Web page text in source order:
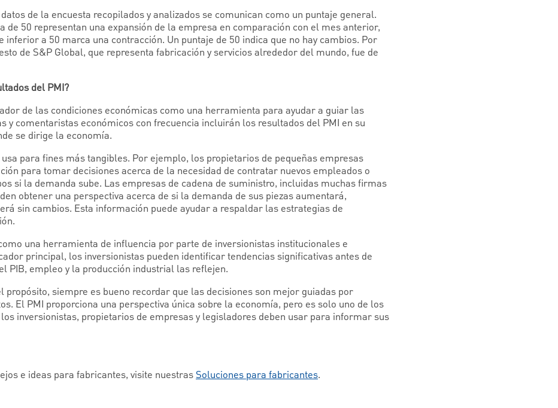
de la encuesta recopilados y analizados se comunican como un puntaje general.
de 50 representan una expansión de la empresa en comparación con el mes anterior,
inferior a 50 marca una contracción. Un puntaje de 50 indica que no hay cambios. Por
de S&P Global, que representa fabricación y servicios alrededor del mundo, fue de
del PMI?
de las condiciones económicas como una herramienta para ayudar a guiar las
y comentaristas económicos con frecuencia incluirán los resultados del PMI en su
se dirige la economía.
para fines más tangibles. Por ejemplo, los propietarios de pequeñas empresas
para tomar decisiones acerca de la necesidad de contratar nuevos empleados o
si la demanda sube. Las empresas de cadena de suministro, incluidas muchas firmas
obtener una perspectiva acerca de si la demanda de sus piezas aumentará,
sin cambios. Esta información puede ayudar a respaldar las estrategias de
una herramienta de influencia por parte de inversionistas institucionales e
principal, los inversionistas pueden identificar tendencias significativas antes de
PIB, empleo y la producción industrial las reflejen.
propósito, siempre es bueno recordar que las decisiones son mejor guiadas por
El PMI proporciona una perspectiva única sobre la economía, pero es solo uno de los
inversionistas, propietarios de empresas y legisladores deben usar para informar sus
e ideas para fabricantes, visite nuestrasSoluciones para fabricantes.